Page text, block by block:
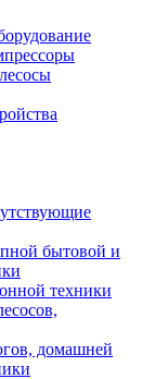
бытовой и
техники
домашней